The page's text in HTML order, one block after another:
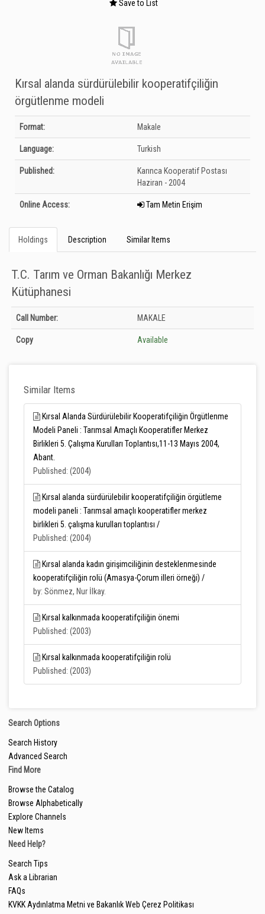
Save to List
Kırsal alanda sürdürülebilir kooperatifçiliğin
örgütlenme modeli
Bibliographic Details
Format: Makale
Language: Turkish
Published:
Karınca Kooperatif Postası
Haziran - 2004
Online Access: Tam Metin Erişim
Holdings Description Similar Items
T.C. Tarım ve Orman Bakanlığı Merkez
Kütüphanesi
Holdings details from T.C. Tarım ve Orman Bakanlığı Merkez Kütüphanesi:
Unknown
Call Number: MAKALE
Copy Available
Similar Items
Kırsal Alanda Sürdürülebilir Kooperatifçiliğin Örgütlenme
Modeli Paneli : Tarımsal Amaçlı Kooperatifler Merkez
Birlikleri 5. Çalışma Kurulları Toplantısı,11-13 Mayıs 2004,
Abant.
Published: (2004)
Kırsal alanda sürdürülebilir kooperatifçiliğin örgütleme
modeli paneli : Tarımsal amaçlı kooperatifler merkez
birlikleri 5. çalışma kurulları toplantısı /
Published: (2004)
Kırsal alanda kadın girişimciliğinin desteklenmesinde
kooperatifçiliğin rolü (Amasya-Çorum illeri örneği) /
by: Sönmez, Nur İlkay.
Kırsal kalkınmada kooperatifçiliğin önemi
Published: (2003)
Kırsal kalkınmada kooperatifçiliğin rolü
Published: (2003)
Search Options
Search History
Advanced Search
Find More
Browse the Catalog
Browse Alphabetically
Explore Channels
New Items
Need Help?
Search Tips
Ask a Librarian
FAQs
KVKK Aydınlatma Metni ve Bakanlık Web Çerez Politikası